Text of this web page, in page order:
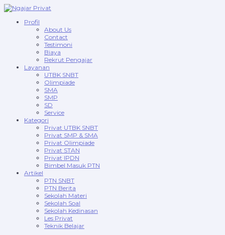
Profil
About Us
Contact
Testimoni
Biaya
Rekrut Pengajar
Layanan
UTBK SNBT
Olimpiade
SMA
SMP
SD
Service
Kategori
Privat UTBK SNBT
Privat SMP & SMA
Privat Olimpiade
Privat STAN
Privat IPDN
Bimbel Masuk PTN
Artikel
PTN SNBT
PTN Berita
Sekolah Materi
Sekolah Soal
Sekolah Kedinasan
Les Privat
Teknik Belajar